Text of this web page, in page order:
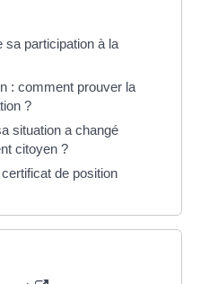
sa participation à la
: comment prouver la
?
situation a changé
citoyen ?
de position